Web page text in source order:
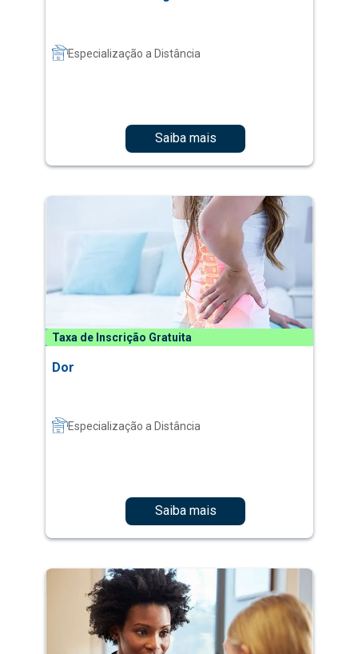
Especialização a Distância
Saiba mais
Taxa de Inscrição Gratuita
Dor
Especialização a Distância
Saiba mais